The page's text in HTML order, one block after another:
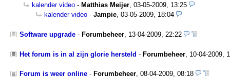
kalender video - Matthias Meijer, 03-05-2009, 13:25
kalender video - Jampie, 03-05-2009, 18:04
Software upgrade - Forumbeheer 13-04-2009, 22:22
Het forum is in al zijn glorie hersteld - Forumbeheer 10-04-2009,
Forum is weer online - Forumbeheer, 08-04-2009, 08:18